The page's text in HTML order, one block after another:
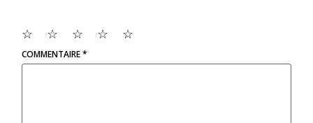
☆
☆
☆
☆
☆
COMMENTAIRE*